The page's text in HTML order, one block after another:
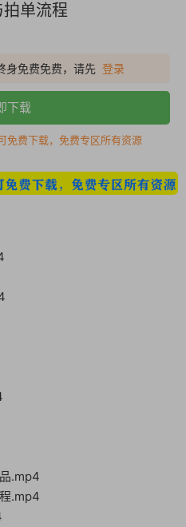
单流程
身免费免费，请先 登录
下载
免费下载，免费专区所有资源
.mp4
.mp4